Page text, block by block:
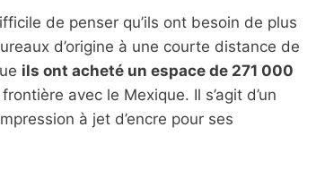
de penser qu’ils ont besoin de plus
d’origine à une courte distance de
ils ont acheté un espace de 271 000
avec le Mexique. Il s’agit d’un
à jet d’encre pour ses